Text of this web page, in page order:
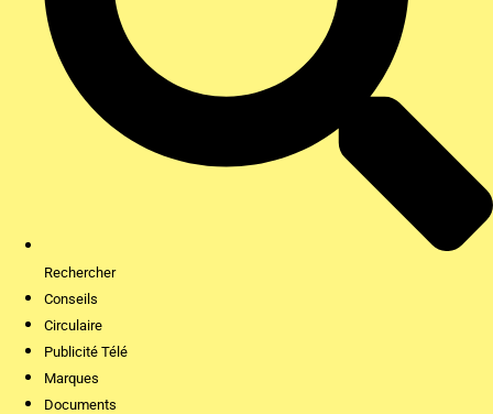
Rechercher
Conseils
Circulaire
Publicité Télé
Marques
Documents